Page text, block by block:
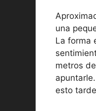
una
La forma
metros
esto